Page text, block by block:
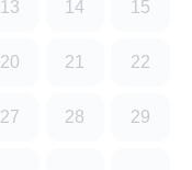
13 14 15
20 21 22
27 28 29